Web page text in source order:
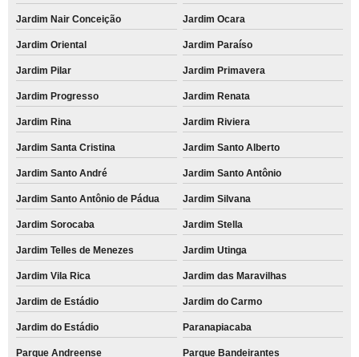
Jardim Nair Conceição Jardim Ocara
Jardim Oriental Jardim Paraíso
Jardim Pilar Jardim Primavera
Jardim Progresso Jardim Renata
Jardim Rina Jardim Riviera
Jardim Santa Cristina Jardim Santo Alberto
Jardim Santo André Jardim Santo Antônio
Jardim Santo Antônio de Pádua Jardim Silvana
Jardim Sorocaba Jardim Stella
Jardim Telles de Menezes Jardim Utinga
Jardim Vila Rica Jardim das Maravilhas
Jardim de Estádio Jardim do Carmo
Jardim do Estádio Paranapiacaba
Parque Andreense Parque Bandeirantes